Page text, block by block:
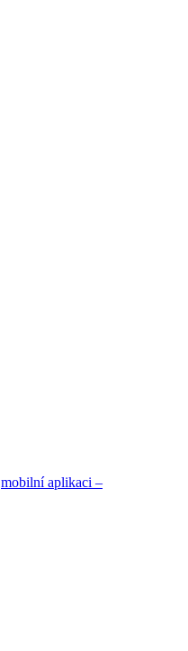
mobilní aplikaci –